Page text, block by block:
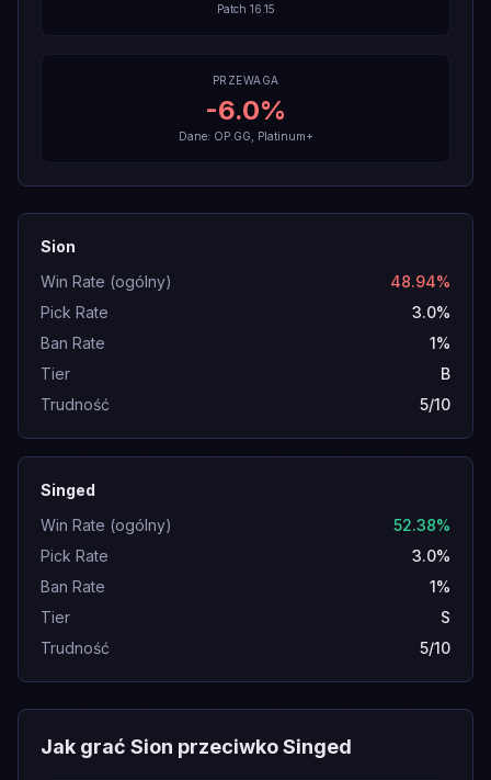
Patch 16.15
PRZEWAGA
-6.0%
Dane: OP.GG, Platinum+
Sion
Win Rate (ogólny)
48.94%
Pick Rate
3.0%
Ban Rate
1%
Tier
B
Trudność
5/10
Singed
Win Rate (ogólny)
52.38%
Pick Rate
3.0%
Ban Rate
1%
Tier
S
Trudność
5/10
Jak grać Sion przeciwko Singed